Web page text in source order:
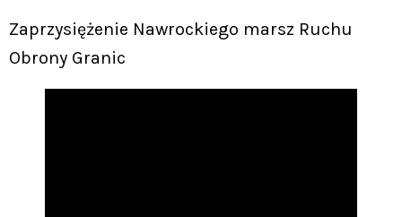
Zaprzysiężenie Nawrockiego marsz Ruchu
Obrony Granic